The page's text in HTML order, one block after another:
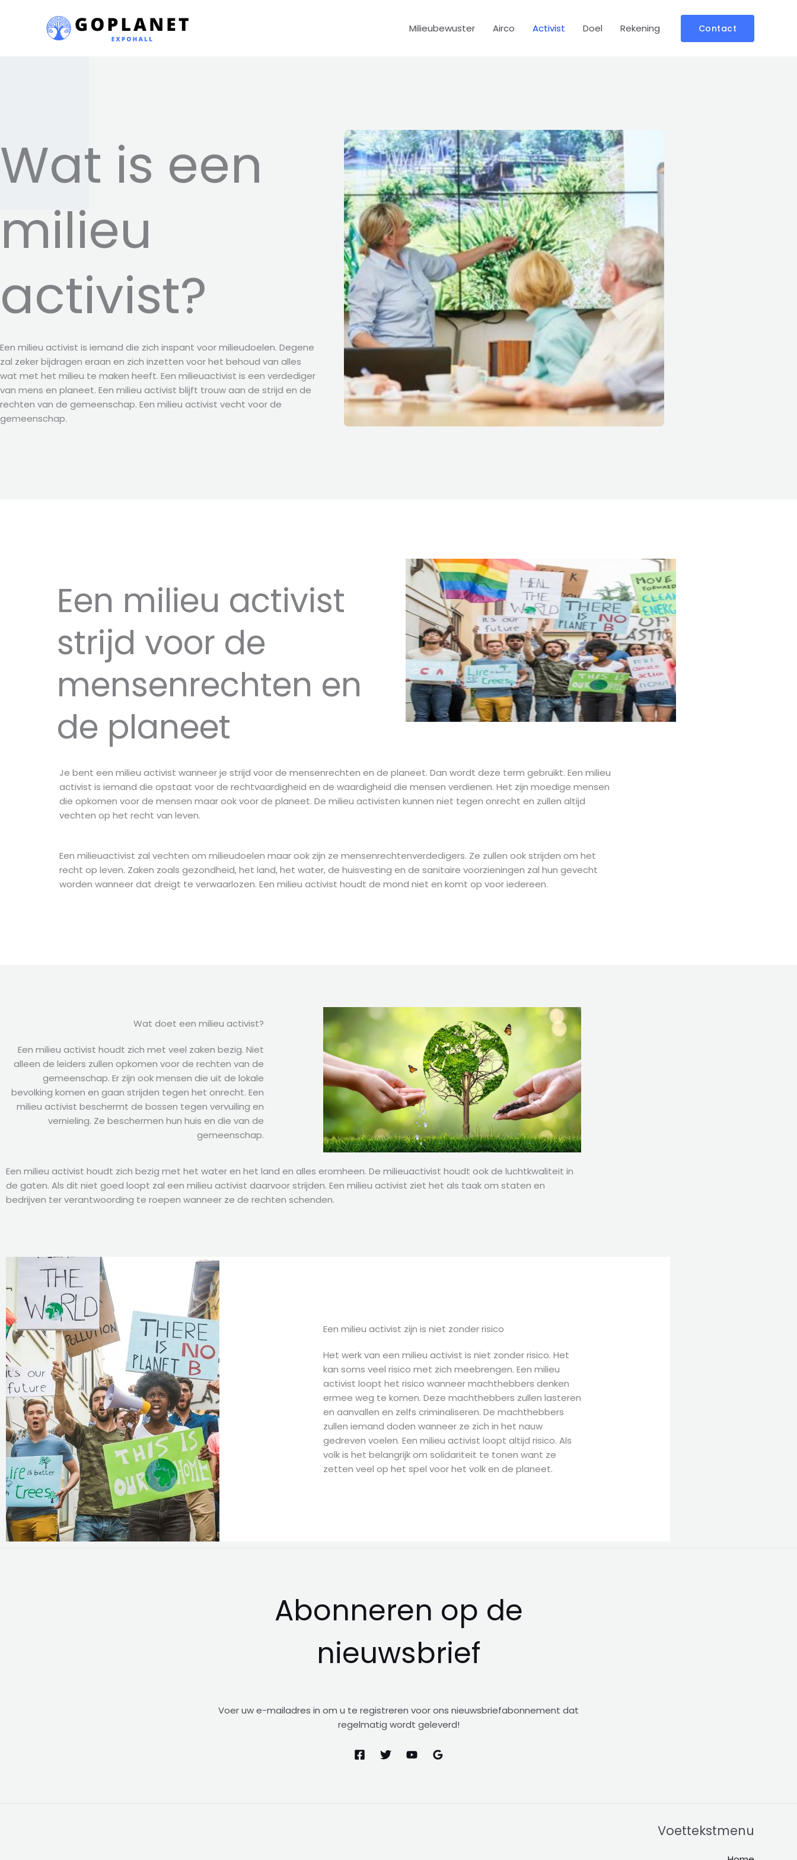
Milieubewuster Airco Activist Doel Rekening Contact
Wat is een
milieu
activist?
Een milieu activist is iemand die zich inspant voor milieudoelen. Degene
zal zeker bijdragen eraan en zich inzetten voor het behoud van alles
wat met het milieu te maken heeft. Een milieuactivist is een verdediger
van mens en planeet. Een milieu activist blijft trouw aan de strijd en de
rechten van de gemeenschap. Een milieu activist vecht voor de
gemeenschap.
Een milieu activist
strijd voor de
mensenrechten en
de planeet
Je bent een milieu activist wanneer je strijd voor de mensenrechten en de planeet. Dan wordt deze term gebruikt. Een milieu
activist is iemand die opstaat voor de rechtvaardigheid en de waardigheid die mensen verdienen. Het zijn moedige mensen
die opkomen voor de mensen maar ook voor de planeet. De milieu activisten kunnen niet tegen onrecht en zullen altijd
vechten op het recht van leven.
Een milieuactivist zal vechten om milieudoelen maar ook zijn ze mensenrechtenverdedigers. Ze zullen ook strijden om het
recht op leven. Zaken zoals gezondheid, het land, het water, de huisvesting en de sanitaire voorzieningen zal hun gevecht
worden wanneer dat dreigt te verwaarlozen. Een milieu activist houdt de mond niet en komt op voor iedereen.
Wat doet een milieu activist?
Een milieu activist houdt zich met veel zaken bezig. Niet
alleen de leiders zullen opkomen voor de rechten van de
gemeenschap. Er zijn ook mensen die uit de lokale
bevolking komen en gaan strijden tegen het onrecht. Een
milieu activist beschermt de bossen tegen vervuiling en
vernieling. Ze beschermen hun huis en die van de
gemeenschap.
Een milieu activist houdt zich bezig met het water en het land en alles eromheen. De milieuactivist houdt ook de luchtkwaliteit in
de gaten. Als dit niet goed loopt zal een milieu activist daarvoor strijden. Een milieu activist ziet het als taak om staten en
bedrijven ter verantwoording te roepen wanneer ze de rechten schenden.
Een milieu activist zijn is niet zonder risico
Het werk van een milieu activist is niet zonder risico. Het
kan soms veel risico met zich meebrengen. Een milieu
activist loopt het risico wanneer machthebbers denken
ermee weg te komen. Deze machthebbers zullen lasteren
en aanvallen en zelfs criminaliseren. De machthebbers
zullen iemand doden wanneer ze zich in het nauw
gedreven voelen. Een milieu activist loopt altijd risico. Als
volk is het belangrijk om solidariteit te tonen want ze
zetten veel op het spel voor het volk en de planeet.
Abonneren op de
nieuwsbrief
Voer uw e-mailadres in om u te registreren voor ons nieuwsbriefabonnement dat
regelmatig wordt geleverd!
Voettekstmenu